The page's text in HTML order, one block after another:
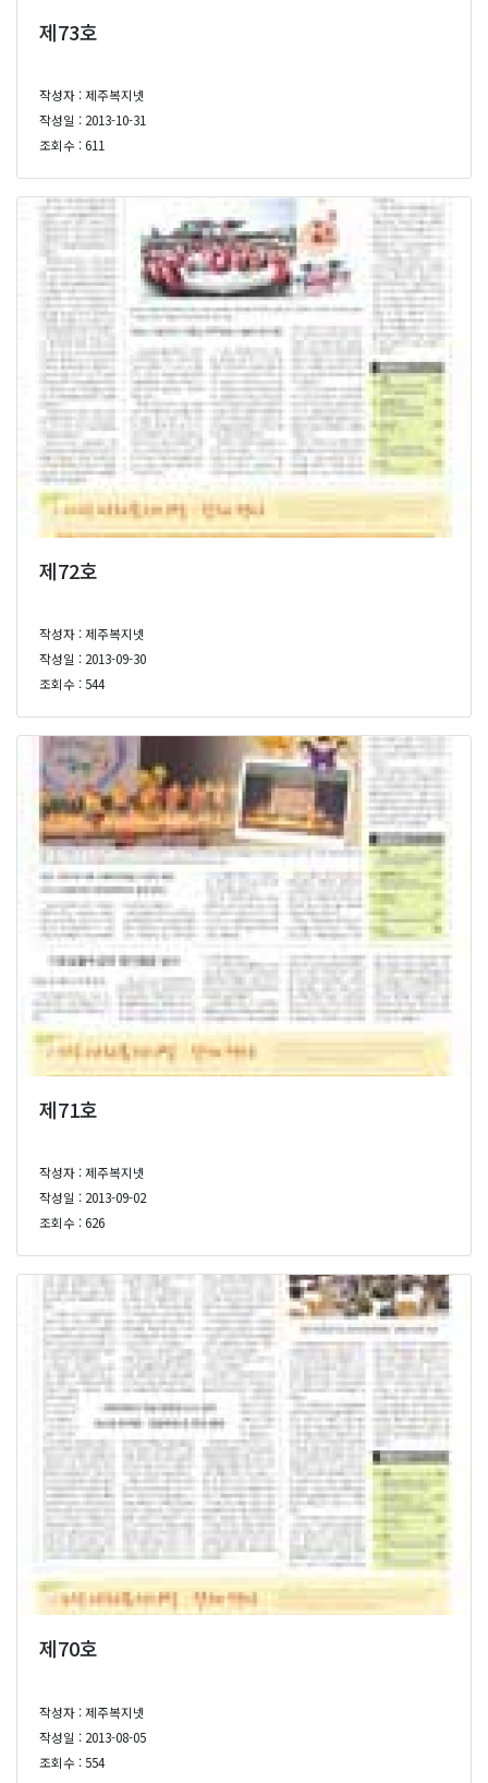
제73호
작성자 : 제주복지넷
작성일 : 2013-10-31
조회수 : 611
제72호
작성자 : 제주복지넷
작성일 : 2013-09-30
조회수 : 544
제71호
작성자 : 제주복지넷
작성일 : 2013-09-02
조회수 : 626
제70호
작성자 : 제주복지넷
작성일 : 2013-08-05
조회수 : 554